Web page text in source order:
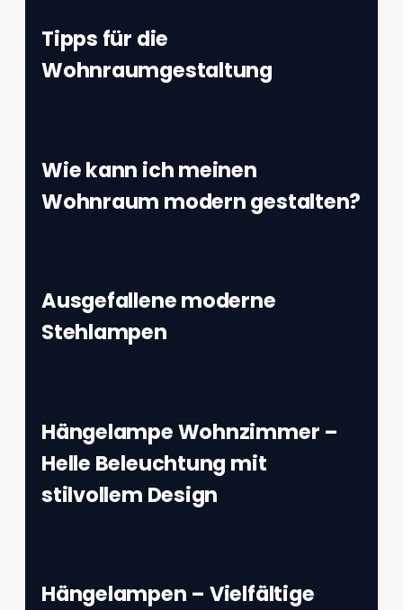
Tipps für die
Wohnraumgestaltung
Wie kann ich meinen
Wohnraum modern gestalten?
Ausgefallene moderne
Stehlampen
Hängelampe Wohnzimmer –
Helle Beleuchtung mit
stilvollem Design
Hängelampen – Vielfältige